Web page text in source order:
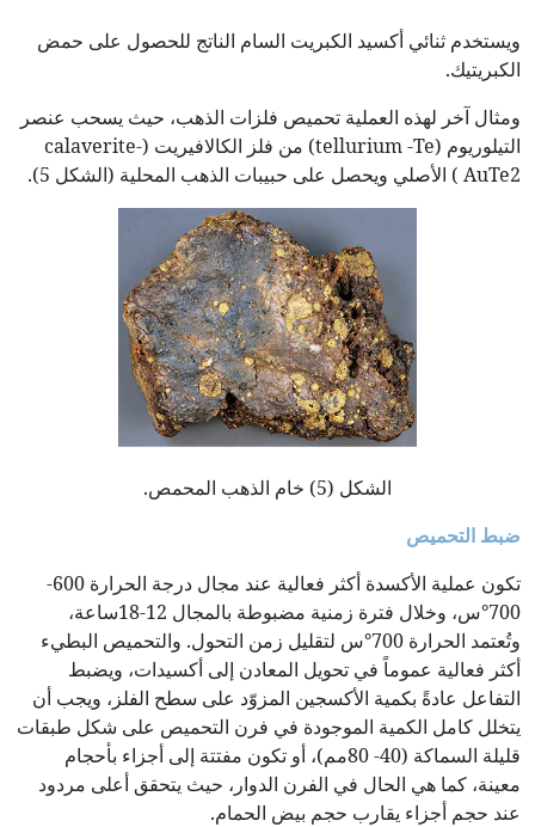
ويستخدم ثنائي أكسيد الكبريت السام الناتج للحصول على حمض
الكبريتيك.
ومثال آخر لهذه العملية تحميص فلزات الذهب، حيث يسحب عنصر
التيلوريوم (tellurium -Te) من فلز الكالافيريت (calaverite-
AuTe2 ) الأصلي ويحصل على حبيبات الذهب المحلية (الشكل 5).
الشكل (5) خام الذهب المحمص.
ضبط التحميص
تكون عملية الأكسدة أكثر فعالية عند مجال درجة الحرارة 600-
700°س، وخلال فترة زمنية مضبوطة بالمجال 12-18ساعة،
وتُعتمد الحرارة 700°س لتقليل زمن التحول. والتحميص البطيء
أكثر فعالية عموماً في تحويل المعادن إلى أكسيدات، ويضبط
التفاعل عادةً بكمية الأكسجين المزوّد على سطح الفلز، ويجب أن
يتخلل كامل الكمية الموجودة في فرن التحميص على شكل طبقات
قليلة السماكة (40- 80مم)، أو تكون مفتتة إلى أجزاء بأحجام
معينة، كما هي الحال في الفرن الدوار، حيث يتحقق أعلى مردود
عند حجم أجزاء يقارب حجم بيض الحمام.